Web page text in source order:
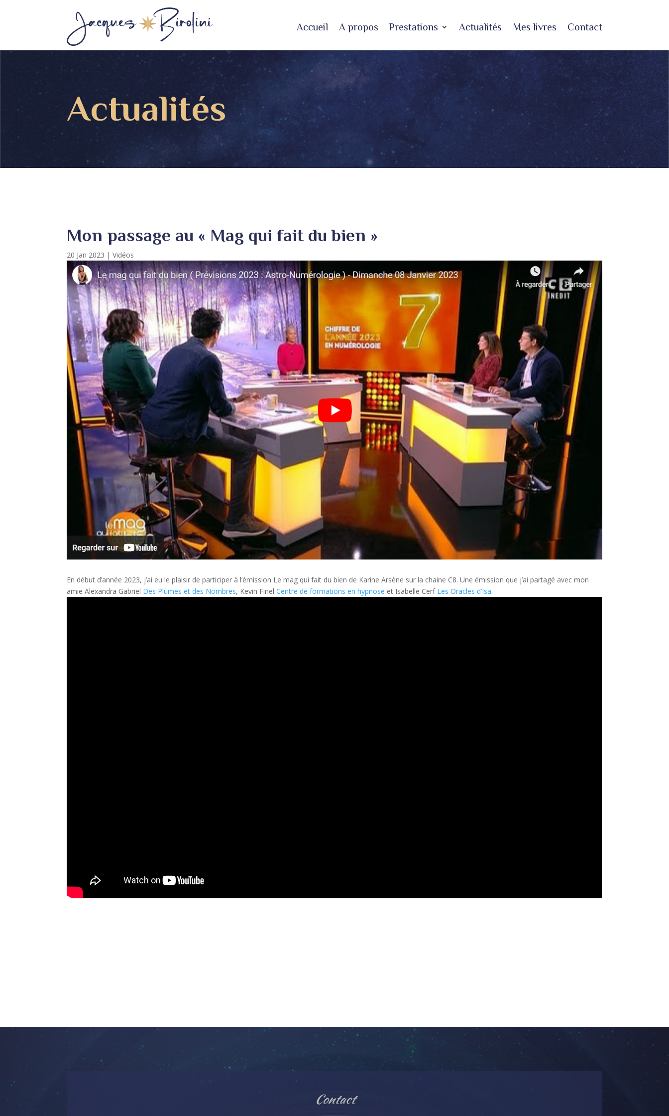
Accueil A propos Prestations Actualités Mes livres Contact
Actualités
Mon passage au « Mag qui fait du bien »
20 Jan 2023 |Vidéos
En début d’année 2023, j’ai eu le plaisir de participer à l’émission Le mag qui fait du bien de Karine Arsène sur la chaine C8. Une émission que j’ai partagé avec mon
amie Alexandra Gabriel Des Plumes et des Nombres, Kevin FinelCentre de formations en hypnose et Isabelle Cerf Les Oracles d’Isa.
Contact